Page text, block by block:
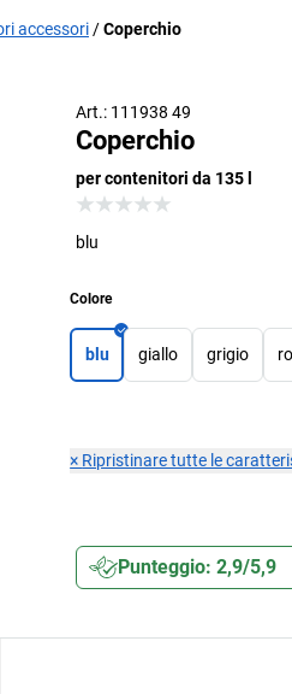
accessori Coperchio
Art.: 111938 49
Coperchio
per contenitori da 135 l
blu
Colore
blu giallo grigio
× Ripristinare tutte le
Punteggio: 2,9/5,9